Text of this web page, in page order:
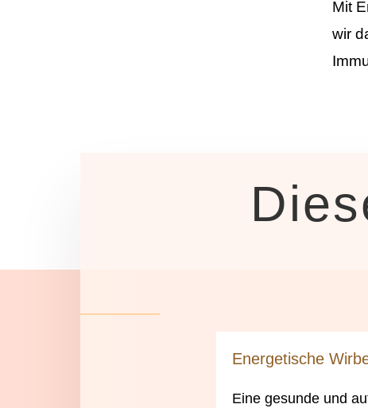
Mit
wir
Energetische
Eine gesunde und